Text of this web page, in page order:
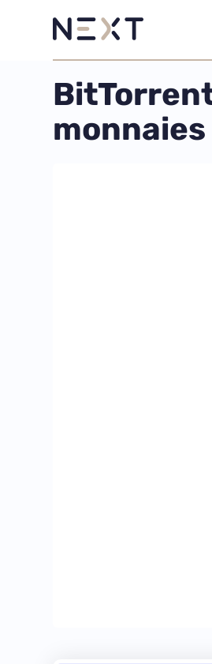
monnaies